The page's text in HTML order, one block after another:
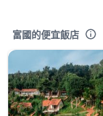
富國的便宜飯店